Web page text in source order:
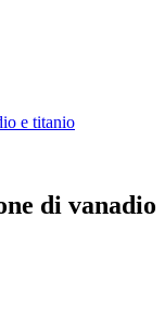
e titanio
di vanadio